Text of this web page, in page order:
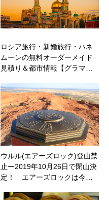
ロシア旅行・新婚旅行・ハネ
ムーンの無料オーダーメイド
見積り＆都市情報【グラマ…
ウルル(エアーズロック)登山禁
止ー2019年10月26日で閉山決
定！ エアーズロックは今…